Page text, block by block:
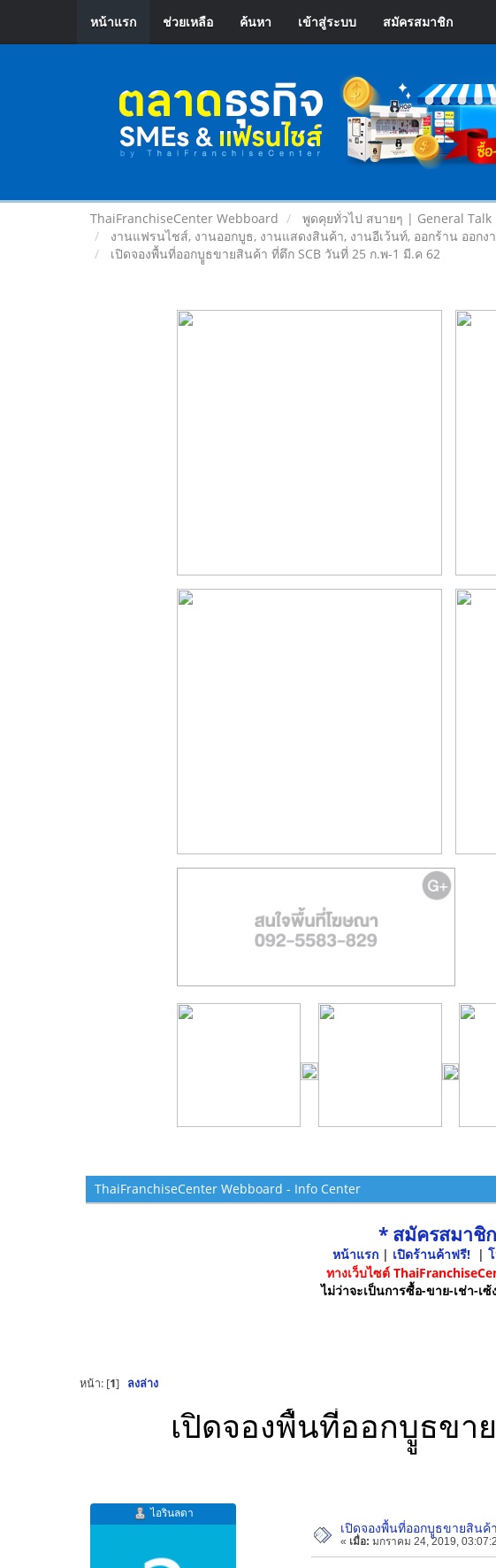
หน้าแรก ช่วยเหลือ ค้นหา เข้าสู่ระบบ สมัครสมาชิก
ThaiFranchiseCenter Webboard
พูดคุยทั่วไป สบายๆ | General Talk
งานแฟรนไชส์, งานออกบูธ, งานแสดงสินค้า, งานอีเว้นท์, ออกร้าน ออก
เปิดจองพื้นที่ออกบููธขายสินค้า ที่ตึก SCB วันที่ 25 ก.พ-1 มี.ค 62
ThaiFranchiseCenter Webboard - Info Center
* สมัครสมาชิ
หน้าแรก| เปิดร้านค้าฟรี! |
ทางเว็บไซต์
ไม่ว่าจะเป็นการซื้อ-ขาย-เช่า-
หน้า: [1] ลงล่าง
เปิดจองพื้นที่ออกบููธขา
ไอรินลดา
เปิดจองพื้นที่ออกบููธขายสินค้
« เมื่อ: มกราคม 24, 2019,